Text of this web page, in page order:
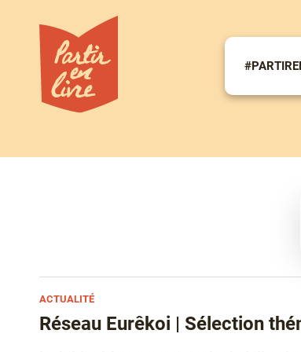
contenu
principal
ACTUALITÉ
Réseau Eurêkoi | Sélection